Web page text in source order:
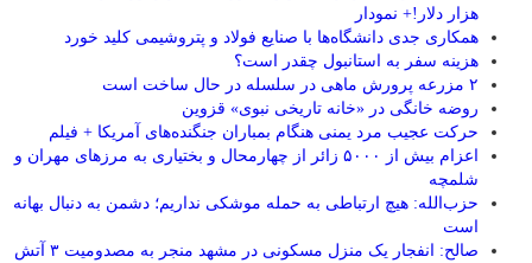
هزار دلار!+ نمودار
همکاری جدی دانشگاه‌ها با صنایع فولاد و پتروشیمی کلید خورد
هزینه سفر به استانبول چقدر است؟
۲ مزرعه پرورش ماهی در سلسله در حال ساخت است
روضه خانگی در «خانه تاریخی نبوی» قزوین
حرکت عجیب مرد یمنی هنگام بمباران جنگنده‌های آمریکا + فیلم
اعزام بیش از ۵۰۰۰ زائر از چهارمحال و بختیاری به مرزهای مهران و
شلمچه
حزب‌الله: هیچ ارتباطی به حمله موشکی نداریم؛ دشمن به دنبال بهانه
است
صالح: انفجار یک منزل مسکونی در مشهد منجر به مصدومیت ۳ آتش